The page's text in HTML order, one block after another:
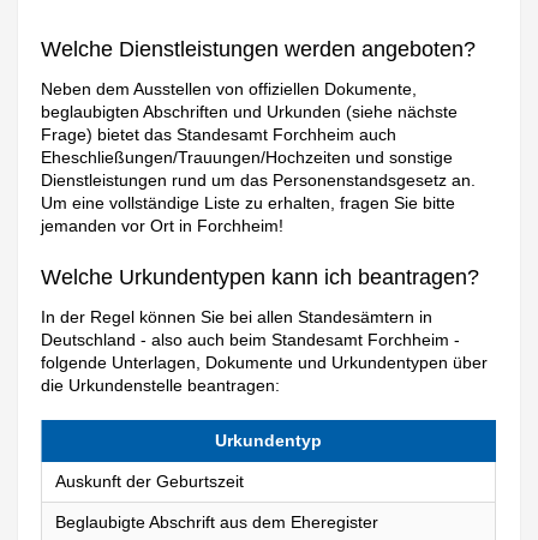
Welche Dienstleistungen werden angeboten?
Neben dem Ausstellen von offiziellen Dokumente,
beglaubigten Abschriften und Urkunden (siehe nächste
Frage) bietet das Standesamt Forchheim auch
Eheschließungen/Trauungen/Hochzeiten und sonstige
Dienstleistungen rund um das Personenstandsgesetz an.
Um eine vollständige Liste zu erhalten, fragen Sie bitte
jemanden vor Ort in Forchheim!
Welche Urkundentypen kann ich beantragen?
In der Regel können Sie bei allen Standesämtern in
Deutschland - also auch beim Standesamt Forchheim -
folgende Unterlagen, Dokumente und Urkundentypen über
die Urkundenstelle beantragen:
Urkundentyp
Auskunft der Geburtszeit
Beglaubigte Abschrift aus dem Eheregister